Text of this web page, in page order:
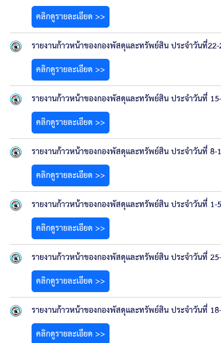
คลิกดูรายละเอียด >>
รายงานก้าวหน้าของกองพัสดุและทรัพย์สิน ประจำวันที่
คลิกดูรายละเอียด >>
รายงานก้าวหน้าของกองพัสดุและทรัพย์สิน ประจำวันที่
คลิกดูรายละเอียด >>
รายงานก้าวหน้าของกองพัสดุและทรัพย์สิน ประจำวันที่
คลิกดูรายละเอียด >>
รายงานก้าวหน้าของกองพัสดุและทรัพย์สิน ประจำวันที่
คลิกดูรายละเอียด >>
รายงานก้าวหน้าของกองพัสดุและทรัพย์สิน ประจำวันที่
คลิกดูรายละเอียด >>
รายงานก้าวหน้าของกองพัสดุและทรัพย์สิน ประจำวันที่
คลิกดูรายละเอียด >>